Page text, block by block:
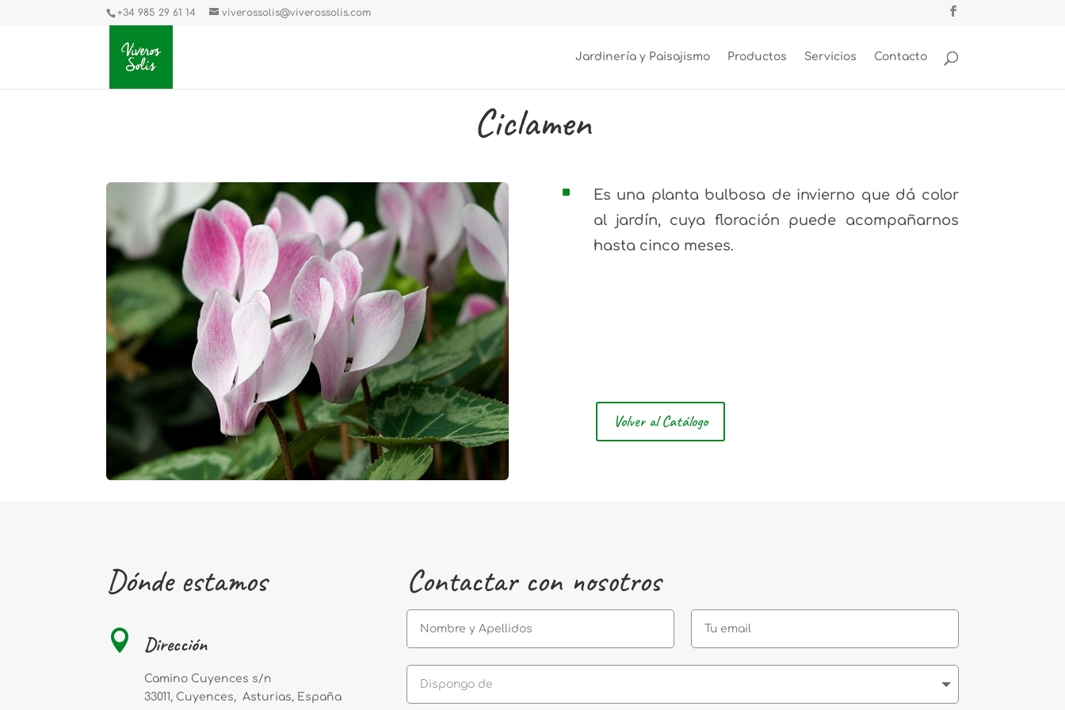
+34 985 29 61 14 viverossolis@viverossolis.com
Jardinería y Paisajismo Productos Servicios Contacto
Ciclamen
^
Es una planta bulbosa de invierno que dá color
al jardín, cuya floración puede acompañarnos
hasta cinco meses.
Volver al Catálogo
Dónde estamos
 Dirección
Camino Cuyences s/n
33011, Cuyences, Asturias, España
Contactar con nosotros